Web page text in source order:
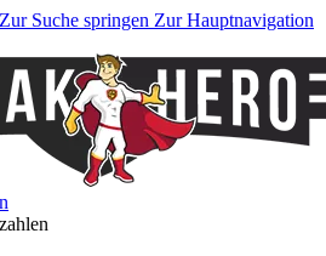
Zur Suche springen Zur Hauptnavigation